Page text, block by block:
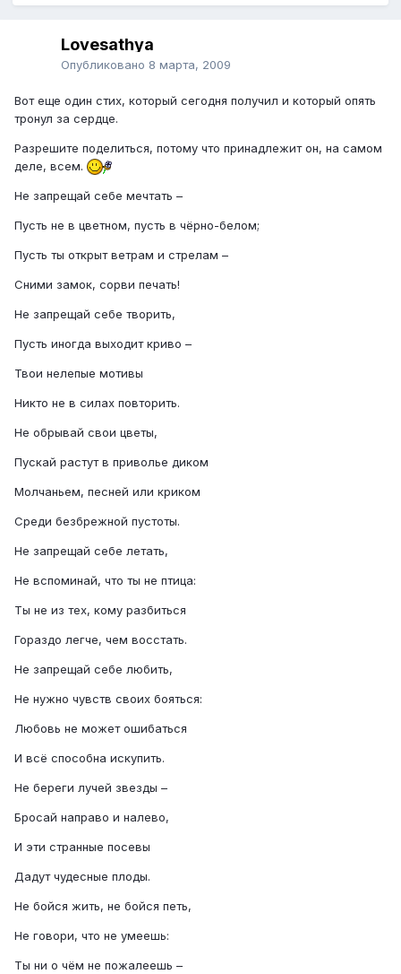
Lovesathya
Опубликовано 8 марта, 2009
Вот еще один стих, который сегодня получил и который опять
тронул за сердце.
Разрешите поделиться, потому что принадлежит он, на самом
деле, всем.
Не запрещай себе мечтать –
Пусть не в цветном, пусть в чёрно-белом;
Пусть ты открыт ветрам и стрелам –
Сними замок, сорви печать!
Не запрещай себе творить,
Пусть иногда выходит криво –
Твои нелепые мотивы
Никто не в силах повторить.
Не обрывай свои цветы,
Пускай растут в приволье диком
Молчаньем, песней или криком
Среди безбрежной пустоты.
Не запрещай себе летать,
Не вспоминай, что ты не птица:
Ты не из тех, кому разбиться
Гораздо легче, чем восстать.
Не запрещай себе любить,
Не нужно чувств своих бояться:
Любовь не может ошибаться
И всё способна искупить.
Не береги лучей звезды –
Бросай направо и налево,
И эти странные посевы
Дадут чудесные плоды.
Не бойся жить, не бойся петь,
Не говори, что не умеешь:
Ты ни о чём не пожалеешь –